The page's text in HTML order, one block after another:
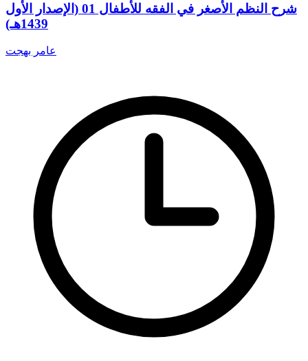
شرح النظم الأصغر في الفقه للأطفال 01 (الإصدار الأول
1439هـ)
عامر بهجت